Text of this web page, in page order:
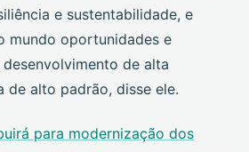
e sustentabilidade, e
mundo oportunidades e
de alta
de alto padrão, disse ele.
para modernização dos